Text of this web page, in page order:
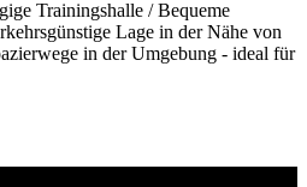
Trainingshalle / Bequeme
Lage in der Nähe von
in der Umgebung - ideal für